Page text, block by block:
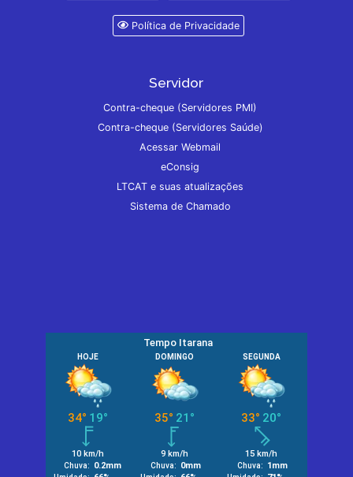
Política de Privacidade
Servidor
Contra-cheque (Servidores PMI)
Contra-cheque (Servidores Saúde)
Acessar Webmail
eConsig
LTCAT e suas atualizações
Sistema de Chamado